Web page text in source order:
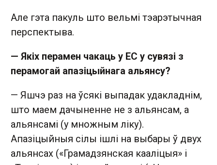
Але гэта пакуль што вельмі тэарэтычная
перспектыва.
— Якіх перамен чакаць у ЕС у сувязі з
перамогай апазіцыйнага альянсу?
— Яшчэ раз на ўсякі выпадак удакладнім,
што маем дачыненне не з альянсам, а
альянсамі (у множным ліку).
Апазіцыйныя сілы ішлі на выбары ў двух
альянсах («Грамадзянская кааліцыя» і